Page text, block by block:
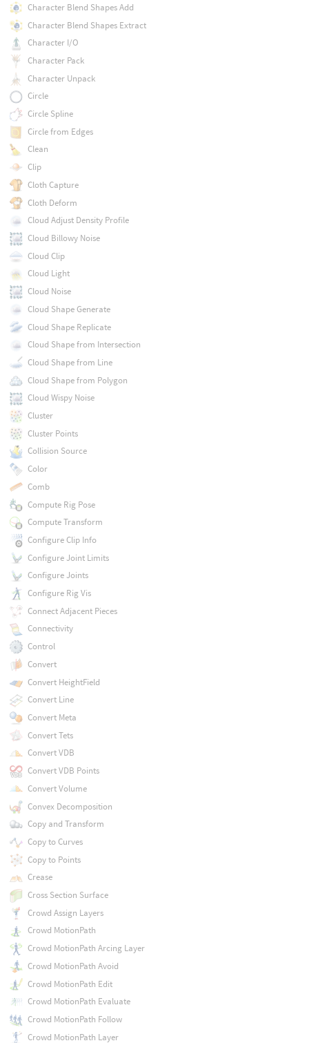
Character Blend Shapes Add
Character Blend Shapes Extract
Character I/O
Character Pack
Character Unpack
Circle
Circle Spline
Circle from Edges
Clean
Clip
Cloth Capture
Cloth Deform
Cloud Adjust Density Profile
Cloud Billowy Noise
Cloud Clip
Cloud Light
Cloud Noise
Cloud Shape Generate
Cloud Shape Replicate
Cloud Shape from Intersection
Cloud Shape from Line
Cloud Shape from Polygon
Cloud Wispy Noise
Cluster
Cluster Points
Collision Source
Color
Comb
Compute Rig Pose
Compute Transform
Configure Clip Info
Configure Joint Limits
Configure Joints
Configure Rig Vis
Connect Adjacent Pieces
Connectivity
Control
Convert
Convert HeightField
Convert Line
Convert Meta
Convert Tets
Convert VDB
Convert VDB Points
Convert Volume
Convex Decomposition
Copy and Transform
Copy to Curves
Copy to Points
Crease
Cross Section Surface
Crowd Assign Layers
Crowd MotionPath
Crowd MotionPath Arcing Layer
Crowd MotionPath Avoid
Crowd MotionPath Edit
Crowd MotionPath Evaluate
Crowd MotionPath Follow
Crowd MotionPath Layer